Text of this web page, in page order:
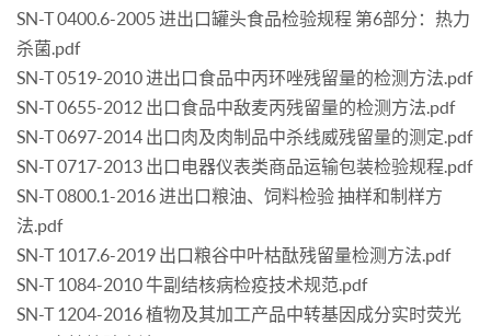
SN-T 0400.6-2005 进出口罐头食品检验规程 第6部分：热力
杀菌.pdf
SN-T 0519-2010 进出口食品中丙环唑残留量的检测方法.pdf
SN-T 0655-2012 出口食品中敌麦丙残留量的检测方法.pdf
SN-T 0697-2014 出口肉及肉制品中杀线威残留量的测定.pdf
SN-T 0717-2013 出口电器仪表类商品运输包装检验规程.pdf
SN-T 0800.1-2016 进出口粮油、饲料检验 抽样和制样方
法.pdf
SN-T 1017.6-2019 出口粮谷中叶枯酞残留量检测方法.pdf
SN-T 1084-2010 牛副结核病检疫技术规范.pdf
SN-T 1204-2016 植物及其加工产品中转基因成分实时荧光